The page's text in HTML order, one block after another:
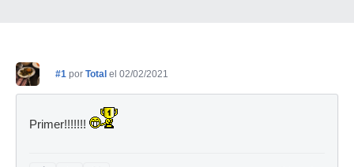
#1 por Total el 02/02/2021
Primer!!!!!!!